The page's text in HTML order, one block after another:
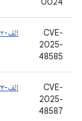
CVE-
2025-
48585
الف-۴۲۵۳۶۰۷۴۲
CVE-
2025-
48587
الف-۴۲۵۳۶۰۰۷۳